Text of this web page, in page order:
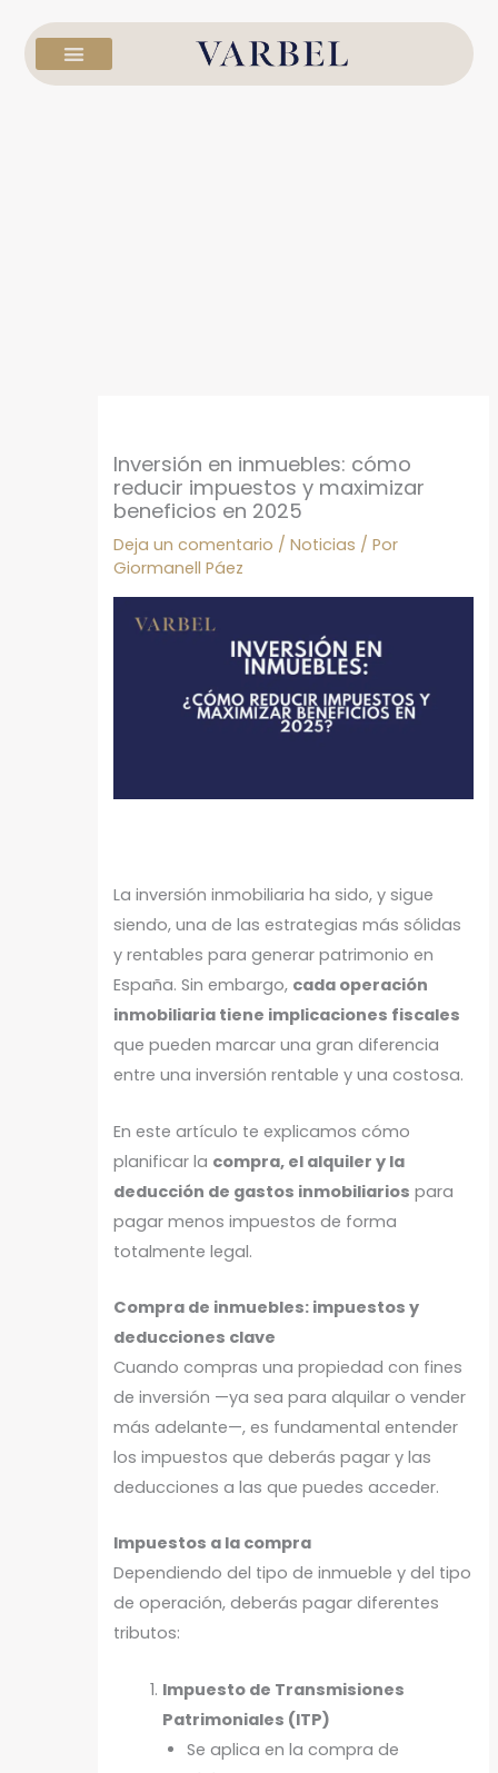
contenido
Inversión en inmuebles: cómo
reducir impuestos y maximizar
beneficios en 2025
Deja un comentario /Noticias / Por
Giormanell Páez
La inversión inmobiliaria ha sido, y sigue
siendo, una de las estrategias más sólidas
y rentables para generar patrimonio en
España. Sin embargo, cada operación
inmobiliaria tiene implicaciones fiscales
que pueden marcar una gran diferencia
entre una inversión rentable y una costosa.
En este artículo te explicamos cómo
planificar la compra, el alquiler y la
deducción de gastos inmobiliarios para
pagar menos impuestos de forma
totalmente legal.
Compra de inmuebles: impuestos y
deducciones clave
Cuando compras una propiedad con fines
de inversión —ya sea para alquilar o vender
más adelante—, es fundamental entender
los impuestos que deberás pagar y las
deducciones a las que puedes acceder.
Impuestos a la compra
Dependiendo del tipo de inmueble y del tipo
de operación, deberás pagar diferentes
tributos:
Impuesto de Transmisiones
Patrimoniales (ITP)
Se aplica en la compra de